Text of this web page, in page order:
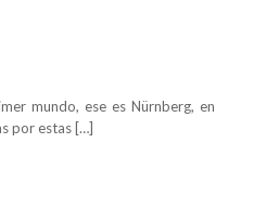
mundo, ese es Nürnberg, en
por estas […]